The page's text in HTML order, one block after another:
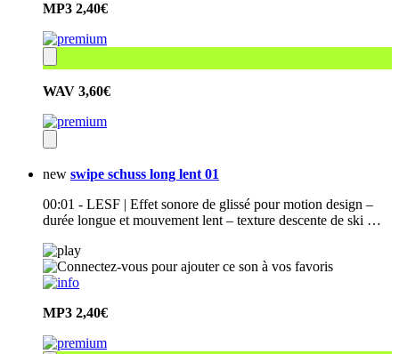
MP3 2,40€
WAV 3,60€
new swipe schuss long lent 01
00:01 - LESF | Effet sonore de glissé pour motion design –
durée longue et mouvement lent – texture descente de ski …
MP3 2,40€